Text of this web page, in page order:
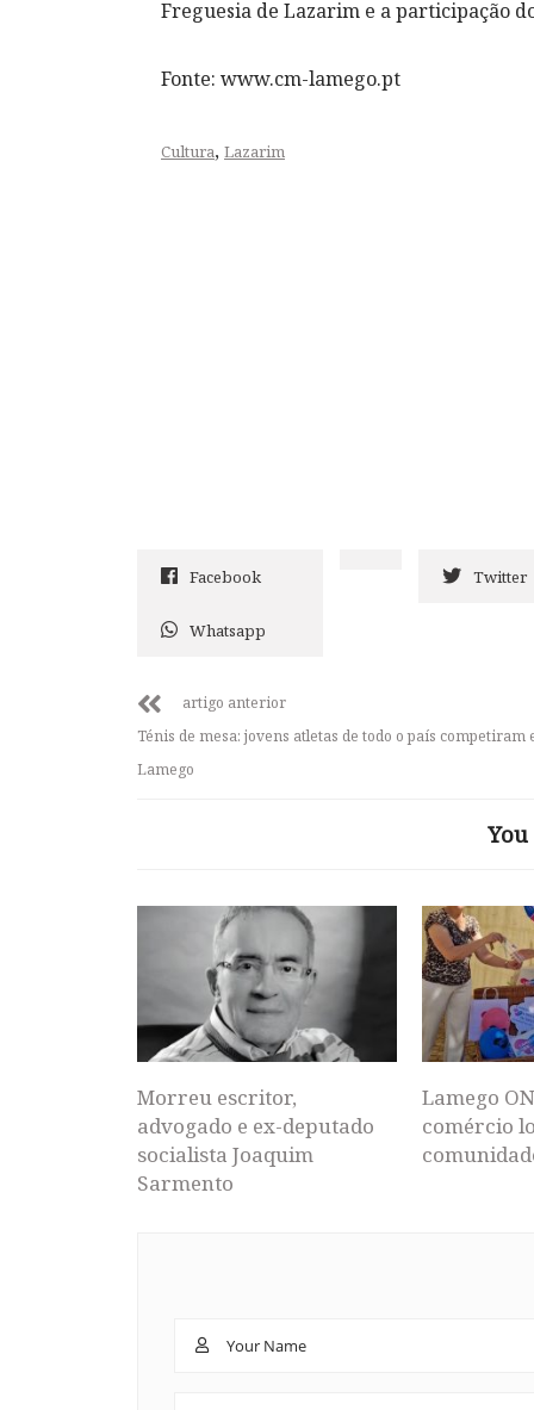
Freguesia de Lazarim e a participação
Fonte: www.cm-lamego.pt
Cultura, Lazarim
Facebook Twitter
Whatsapp
artigo anterior
Ténis de mesa: jovens atletas de todo o país competiram
Lamego
Morreu escritor,
advogado e ex-deputado
socialista Joaquim
Sarmento
Lamego
comércio